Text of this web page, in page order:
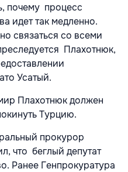
почему процесс
идет так медленно.
связаться со всеми
Плахотнюк,
Усатый.
Плахотнюк должен
Турцию.
прокурор
что беглый депутат
Ранее Генпрокуратура